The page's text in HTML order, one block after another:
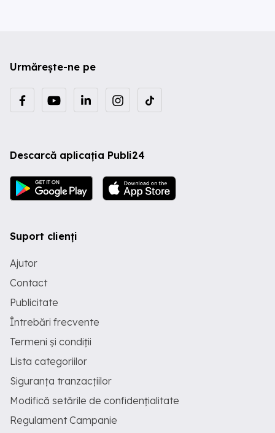
Urmărește-ne pe
Descarcă aplicația Publi24
Suport clienți
Ajutor
Contact
Publicitate
Întrebări frecvente
Termeni și condiții
Lista categoriilor
Siguranța tranzacțiilor
Modifică setările de confidențialitate
Regulament Campanie